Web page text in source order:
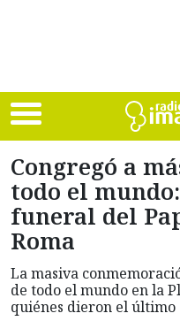
Congregó a
todo el
funeral del
Roma
La masiva
de todo el mundo en la
quiénes dieron el último